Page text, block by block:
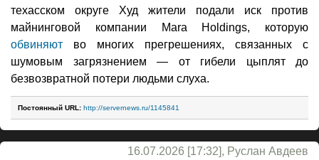
техасском округе Худ жители подали иск против
майнинговой компании Mara Holdings, которую
обвиняют во многих прегрешениях, связанных с
шумовым загрязнением — от гибели цыплят до
безвозвратной потери людьми слуха.
Постоянный URL: http://servernews.ru/1145841
16.07.2026 [17:32], Руслан Авдеев